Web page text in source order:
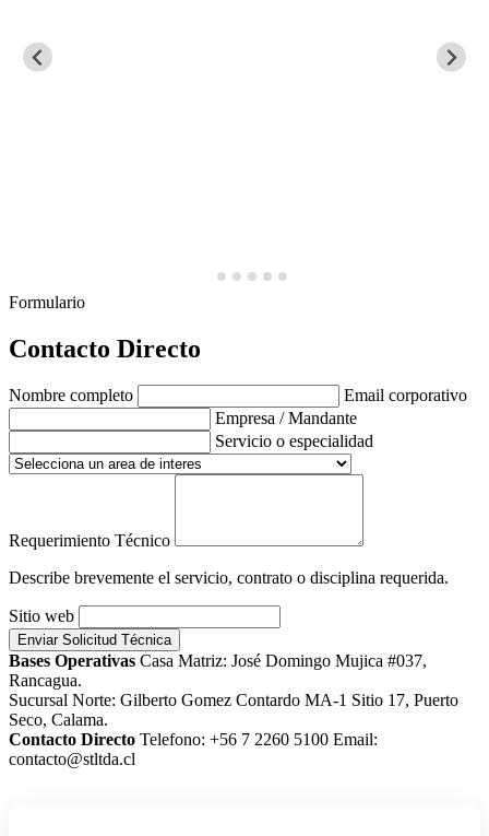
Formulario
Contacto Directo
Nombre completo
Email corporativo
Empresa / Mandante
Servicio o especialidad
Requerimiento Técnico
Describe brevemente el servicio, contrato o disciplina requerida.
Sitio web
Enviar Solicitud Técnica
Bases Operativas Casa Matriz: José Domingo Mujica #037,
Rancagua.
Sucursal Norte: Gilberto Gomez Contardo MA-1 Sitio 17, Puerto
Seco, Calama.
Contacto Directo Telefono: +56 7 2260 5100 Email:
contacto@stltda.cl